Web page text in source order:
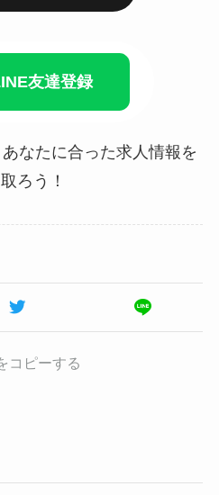
友達登録
なたに合った求人情報を
ろう！
コピーする